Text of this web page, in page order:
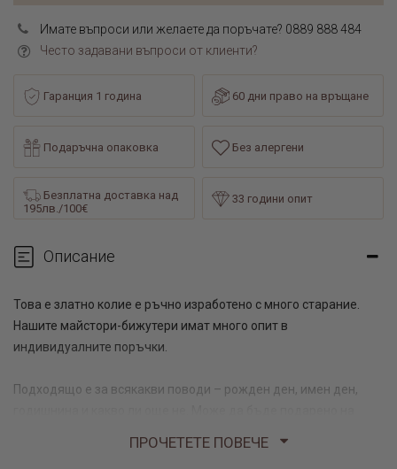
Имате въпроси или желаете да поръчате? 0889 888 484
Често задавани въпроси от клиенти?
Гаранция 1 година 60 дни право на връщане
Подаръчна опаковка Без алергени
Безплатна доставка над
195лв./100€
33 години опит
Описание
Това е златно колие е ръчно изработено с много старание.
Нашите майстори-бижутери имат много опит в
индивидуалните поръчки.
Подходящо е за всякакви поводи – рожден ден, имен ден,
ПРОЧЕТЕТЕ ПОВЕЧЕ